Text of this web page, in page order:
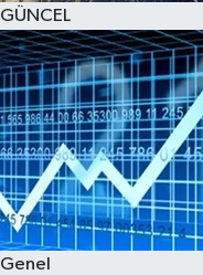
GÜNCEL
Genel